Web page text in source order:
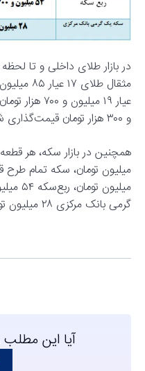
و ۳۰۰ هزار تومان قیمت‌گذاری شد.
گرمی بانک مرکزی ۲۸ میلیون تومان معامله شد.
آیا این